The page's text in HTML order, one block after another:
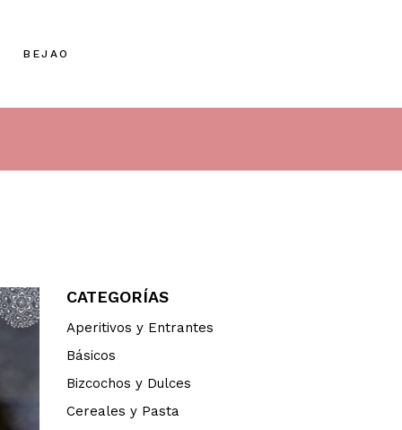
BEJAO
CATEGORÍAS
Aperitivos y Entrantes
Básicos
Bizcochos y Dulces
Cereales y Pasta